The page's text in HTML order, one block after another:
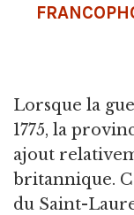
Lorsque la
1775, la
ajout
britannique.
du Saint-